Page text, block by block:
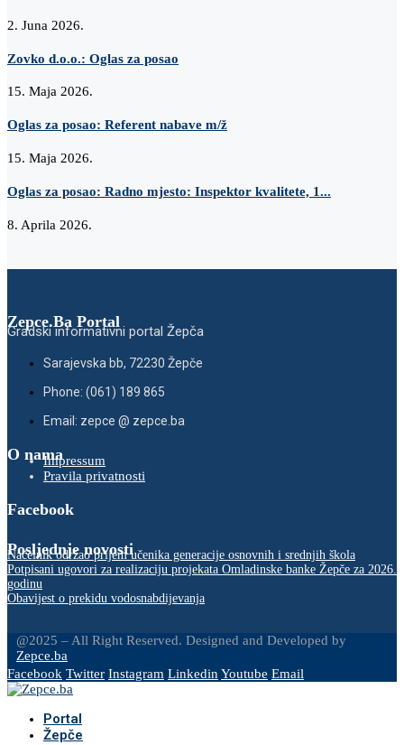
2. Juna 2026.
Zovko d.o.o.: Oglas za posao
15. Maja 2026.
Oglas za posao: Referent nabave m/ž
15. Maja 2026.
Oglas za posao: Radno mjesto: Inspektor kvalitete, 1...
8. Aprila 2026.
Zepce.Ba Portal
Gradski informativni portal Žepča
Sarajevska bb, 72230 Žepče
Phone: (061) 189 865
Email: zepce @ zepce.ba
O namaImpressum
Pravila privatnosti
Facebook
Posljednje novosti
Načelnik održao prijem učenika generacije osnovnih i srednjih škola
Potpisani ugovori za realizaciju projekata Omladinske banke Žepče za 2026.
godinu
Obavijest o prekidu vodosnabdijevanja
@2025 – All Right Reserved. Designed and Developed by
Zepce.ba
Facebook Twitter Instagram LinkedinYoutube Email
Portal
Žepče